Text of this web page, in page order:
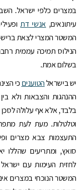
במצרים כלפי ישראל.
עיתונאים, אנשי דת
המשטר המצרי לצאת בריש-
הנילוס תמיכה עממית
בשלום אמת.
יש בישראלהטוענים כי
ההנהגות והצבאות ולא
בלבד, אלא אף עלולה
וטלטלות. מעת לעת
התעצמות צבא מצרים
סואץ, ומתריעים שהללו
לחזית העימות עם
המשטר הנוכחי במצרים